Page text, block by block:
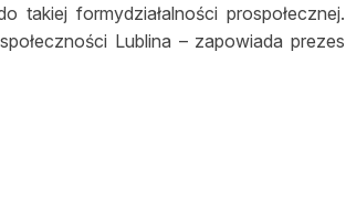
takiej formydziałalności prospołecznej.
Lublina – zapowiada prezes